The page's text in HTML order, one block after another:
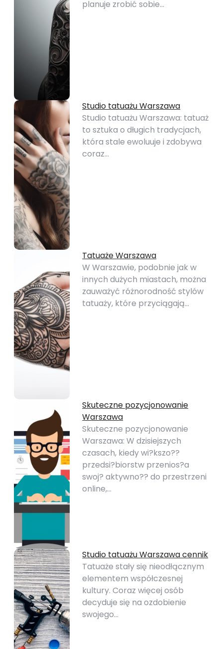
planuje zrobić sobie…
Studio tatuażu Warszawa
Studio tatuażu Warszawa: tatuaż
to sztuka o długich tradycjach,
która stale ewoluuje i zdobywa
coraz…
Tatuaże Warszawa
W Warszawie, podobnie jak w
innych dużych miastach, można
zauważyć różnorodność stylów
tatuaży, które przyciągają…
Skuteczne pozycjonowanie
Warszawa
Skuteczne pozycjonowanie
Warszawa: W dzisiejszych
czasach, kiedy wi?kszo??
przedsi?biorstw przenios?a
swoj? aktywno?? do przestrzeni
online,…
Studio tatuażu Warszawa cennik
Tatuaże stały się nieodłącznym
elementem współczesnej
kultury. Coraz więcej osób
decyduje się na ozdobienie
swojego…